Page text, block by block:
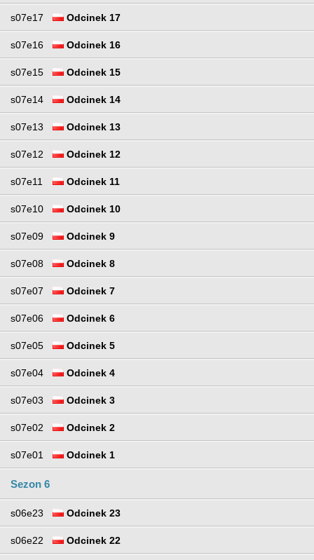
s07e17 Odcinek 17
s07e16 Odcinek 16
s07e15 Odcinek 15
s07e14 Odcinek 14
s07e13 Odcinek 13
s07e12 Odcinek 12
s07e11 Odcinek 11
s07e10 Odcinek 10
s07e09 Odcinek 9
s07e08 Odcinek 8
s07e07 Odcinek 7
s07e06 Odcinek 6
s07e05 Odcinek 5
s07e04 Odcinek 4
s07e03 Odcinek 3
s07e02 Odcinek 2
s07e01 Odcinek 1
Sezon 6
s06e23 Odcinek 23
s06e22 Odcinek 22